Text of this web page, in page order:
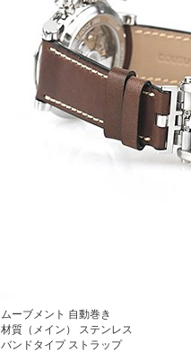
ムーブメント 自動巻き
材質（メイン）
ステンレス
バンドタイプ ストラップ